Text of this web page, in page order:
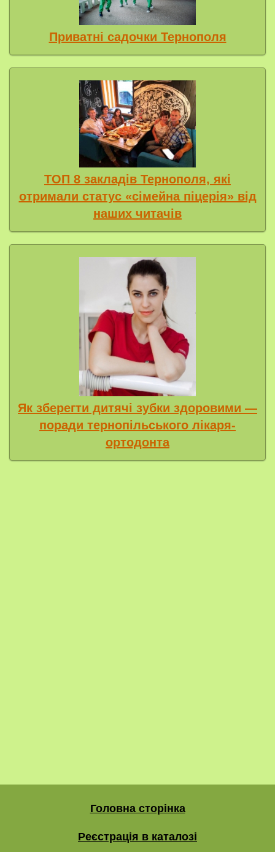
Приватні садочки Тернополя
ТОП 8 закладів Тернополя, які
отримали статус «сімейна піцерія» від
наших читачів
Як зберегти дитячі зубки здоровими —
поради тернопільського лікаря-
ортодонта
Головна сторінка
Реєстрація в каталозі